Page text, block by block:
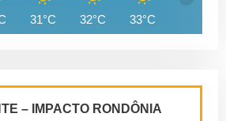
31°C 32°C 33°C
– IMPACTO RONDÔNIA